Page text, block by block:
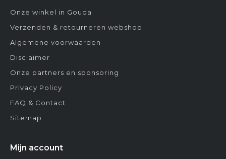
Onze winkel in Gouda
Verzenden & retourneren webshop
Algemene voorwaarden
Disclaimer
Onze partners en sponsoring
Privacy Policy
FAQ & Contact
Sitemap
Mijn account